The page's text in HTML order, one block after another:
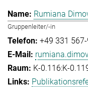
Rumiana
Gruppenleiter/-in
+49 331
K-0.116:K-